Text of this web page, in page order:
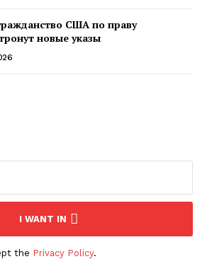
США по праву
новые указы
I WANT IN
the Privacy Policy.